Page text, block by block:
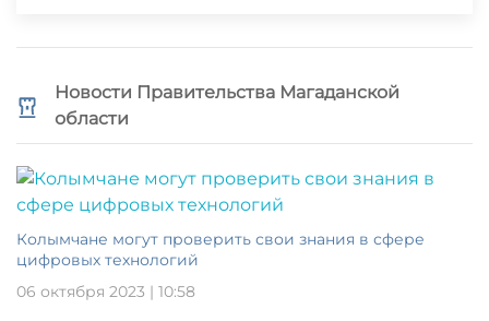
Новости Правительства Магаданской
области
Колымчане могут проверить свои знания в сфере
цифровых технологий
06 октября 2023 | 10:58